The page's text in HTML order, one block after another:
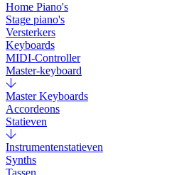
Home Piano's
Stage piano's
Versterkers
Keyboards
MIDI-Controller
Master-keyboard
Master Keyboards
Accordeons
Statieven
Instrumentenstatieven
Synths